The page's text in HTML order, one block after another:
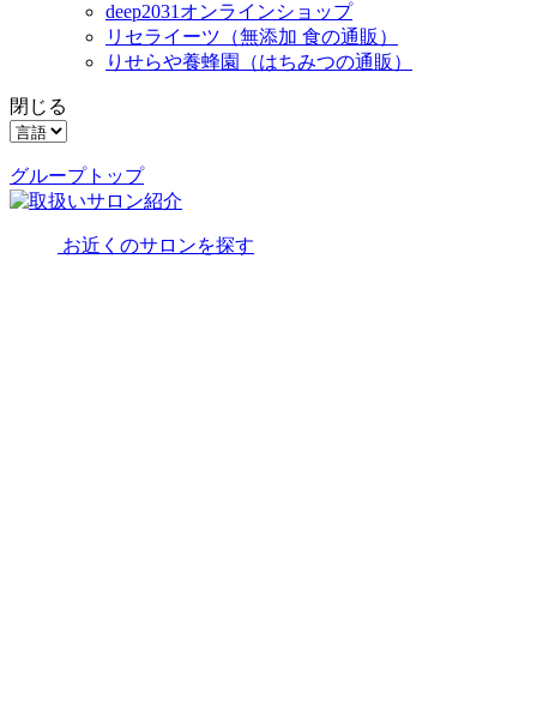
deep2031オンラインショップ
リセライーツ （無添加 食の通販）
りせらや養蜂園
（はちみつの通販）
閉じる
グループトップ
お近くのサロンを探す